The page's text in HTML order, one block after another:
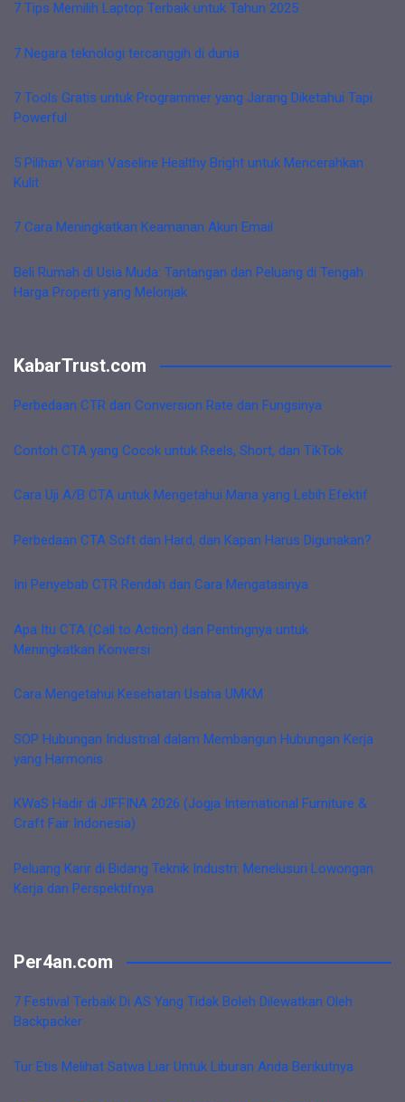
7 Tips Memilih Laptop Terbaik untuk Tahun 2025
7 Negara teknologi tercanggih di dunia
7 Tools Gratis untuk Programmer yang Jarang Diketahui Tapi
Powerful
5 Pilihan Varian Vaseline Healthy Bright untuk Mencerahkan
Kulit
7 Cara Meningkatkan Keamanan Akun Email
Beli Rumah di Usia Muda: Tantangan dan Peluang di Tengah
Harga Properti yang Melonjak
KabarTrust.com
Perbedaan CTR dan Conversion Rate dan Fungsinya
Contoh CTA yang Cocok untuk Reels, Short, dan TikTok
Cara Uji A/B CTA untuk Mengetahui Mana yang Lebih Efektif
Perbedaan CTA Soft dan Hard, dan Kapan Harus Digunakan?
Ini Penyebab CTR Rendah dan Cara Mengatasinya
Apa Itu CTA (Call to Action) dan Pentingnya untuk
Meningkatkan Konversi
Cara Mengetahui Kesehatan Usaha UMKM
SOP Hubungan Industrial dalam Membangun Hubungan Kerja
yang Harmonis
KWaS Hadir di JIFFINA 2026 (Jogja International Furniture &
Craft Fair Indonesia)
Peluang Karir di Bidang Teknik Industri: Menelusuri Lowongan
Kerja dan Perspektifnya
Per4an.com
7 Festival Terbaik Di AS Yang Tidak Boleh Dilewatkan Oleh
Backpacker
Tur Etis Melihat Satwa Liar Untuk Liburan Anda Berikutnya